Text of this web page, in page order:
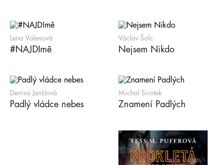
Lena Valenová
#NAJDImě
Václav Šolc
Nejsem Nikdo
Denisa Janštová
Padlý vládce nebes
Michal Sirotek
Znamení Padlých